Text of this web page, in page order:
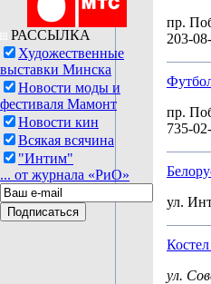
РАССЫЛКА
Художественные
выставки Минска
Новости моды и
фестиваля Мамонт
Новости кин
Всякая всячина
"Интим"
... от журнала «РиО»
пр.
203-
пр.
735-
ул.
ул.